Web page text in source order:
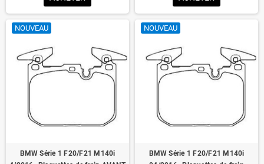
NOUVEAU
BMW Série 1 F20/F21 M140i
NOUVEAU
BMW Série 1 F20/F21 M140i